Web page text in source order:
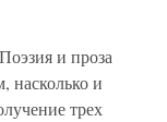
и проза
насколько и
трех